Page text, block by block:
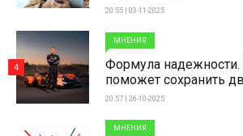
20:55 | 03-11-2025
МНЕНИЯ
Формула надежности.
поможет сохранить
20:57 | 26-10-2025
4
МНЕНИЯ